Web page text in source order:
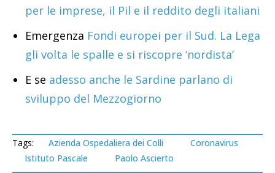
per le imprese, il Pil e il reddito degli italiani
Emergenza Fondi europei per il Sud. La Lega
gli volta le spalle e si riscopre ‘nordista’
E se adesso anche le Sardine parlano di
sviluppo del Mezzogiorno
Tags: Azienda Ospedaliera dei Colli
Coronavirus
Istituto Pascale
Paolo Ascierto